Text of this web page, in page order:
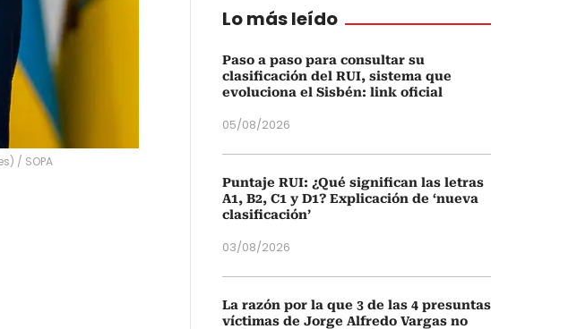
/ SOPA
Lo más leído
Paso a paso para consultar su
clasificación del RUI, sistema que
evoluciona el Sisbén: link oficial
05/08/2026
Puntaje RUI: ¿Qué significan las letras
A1, B2, C1 y D1? Explicación de ‘nueva
clasificación’
03/08/2026
La razón por la que 3 de las 4 presuntas
víctimas de Jorge Alfredo Vargas no